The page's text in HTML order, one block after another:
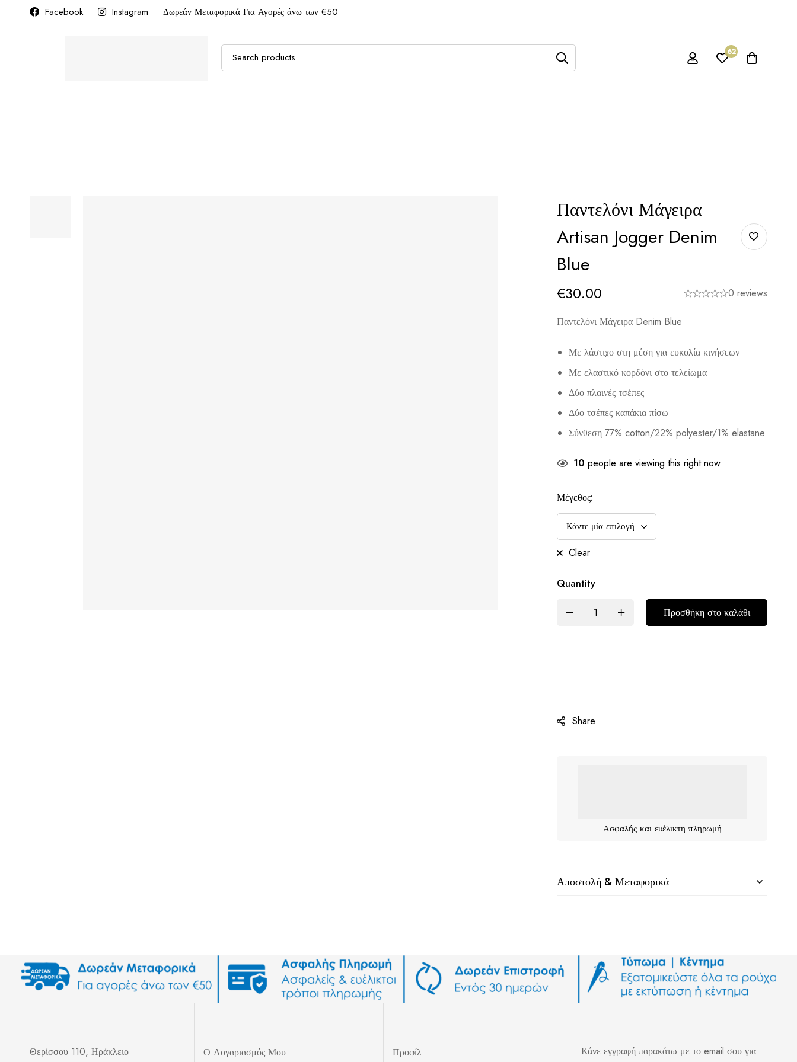
Facebook Instagram Δωρεάν Μεταφορικά Για Αγορές άνω των €50
62
Παντελόνι Μάγειρα
Artisan Jogger Denim
Blue
€30.00 0 reviews
Παντελόνι Μάγειρα Denim Blue
Με λάστιχο στη μέση για ευκολία κινήσεων
Με ελαστικό κορδόνι στο τελείωμα
Δύο πλαινές τσέπες
Δύο τσέπες καπάκια πίσω
Σύνθεση 77% cotton/22% polyester/1% elastane
10 people are viewing this right now
Μέγεθος:
Clear
Quantity
Προσθήκη στο καλάθι
Share
Ασφαλής και ευέλικτη πληρωμή
Αποστολή & Μεταφορικά
Θερίσσου 110, Ηράκλειο
Ο Λογαριασμός Μου Προφίλ
Κάνε εγγραφή παρακάτω με το email σου για